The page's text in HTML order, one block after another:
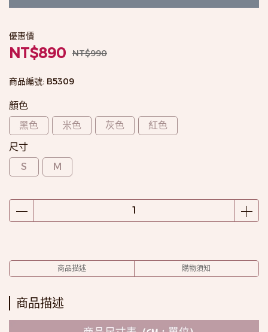
優惠價
NT$890 NT$990
商品編號: B5309
顏色
黑色
米色 灰色
紅色
尺寸
S
M
商品描述 購物須知
商品描述